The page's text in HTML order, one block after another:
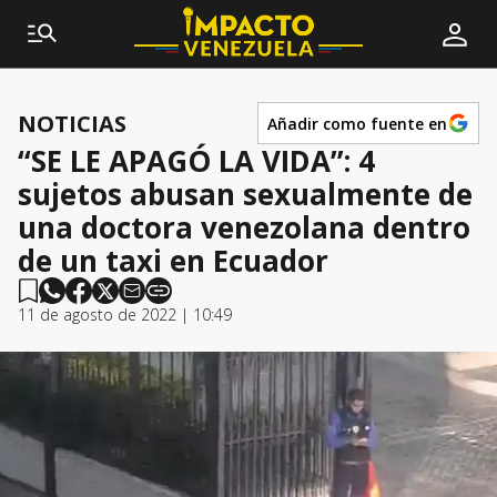
NOTICIAS Añadir como fuente en
“SE LE APAGÓ LA VIDA”: 4
sujetos abusan sexualmente de
una doctora venezolana dentro
de un taxi en Ecuador
11 de agosto de 2022 | 10:49